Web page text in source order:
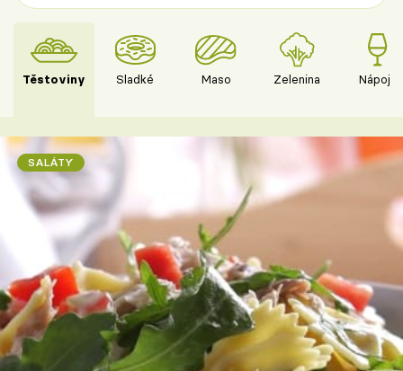
Těstoviny Sladké Maso Zelenina Nápoje
SALÁTY